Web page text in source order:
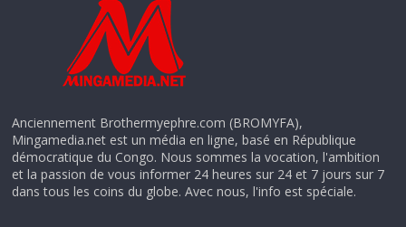
Anciennement Brothermyephre.com (BROMYFA),
Mingamedia.net est un média en ligne, basé en République
démocratique du Congo. Nous sommes la vocation, l'ambition
et la passion de vous informer 24 heures sur 24 et 7 jours sur 7
dans tous les coins du globe. Avec nous, l'info est spéciale.